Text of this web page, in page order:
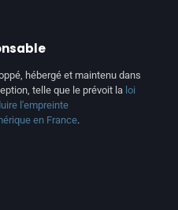
hébergé et maintenu dans
telle que le prévoit la loi
l'empreinte
en France.